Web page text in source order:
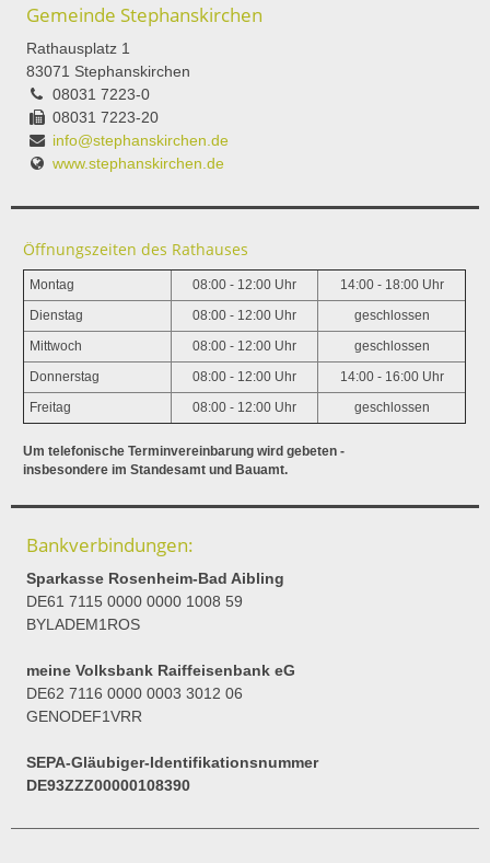
Gemeinde Stephanskirchen
Rathausplatz 1
83071 Stephanskirchen
08031 7223-0
08031 7223-20
info@stephanskirchen.de
www.stephanskirchen.de
Öffnungszeiten des Rathauses
Montag 08:00 - 12:00 Uhr 14:00 - 18:00 Uhr
Dienstag 08:00 - 12:00 Uhr geschlossen
Mittwoch 08:00 - 12:00 Uhr geschlossen
Donnerstag 08:00 - 12:00 Uhr 14:00 - 16:00 Uhr
Freitag 08:00 - 12:00 Uhr geschlossen
Um telefonische Terminvereinbarung wird gebeten -
insbesondere im Standesamt und Bauamt.
Bankverbindungen:
Sparkasse Rosenheim-Bad Aibling
DE61 7115 0000 0000 1008 59
BYLADEM1ROS
meine Volksbank Raiffeisenbank eG
DE62 7116 0000 0003 3012 06
GENODEF1VRR
SEPA-Gläubiger-Identifikationsnummer
DE93ZZZ00000108390